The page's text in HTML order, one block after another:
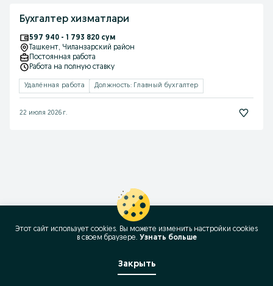
Бухгалтер хизматлари
597 940 - 1 793 820 сум
Ташкент, Чиланзарский район
Постоянная работа
Работа на полную ставку
Удалённая работа Должность: Главный бухгалтер
22 июля 2026 г.
Позвонить / SMS
Этот сайт использует cookies. Вы можете изменить настройки cookies
в своeм браузере. Узнать больше
Закрыть